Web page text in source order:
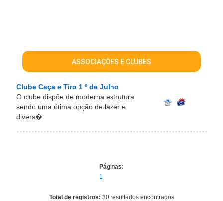
ASSOCIAÇÕES E CLUBES
Clube Caça e Tiro 1 º de Julho
O clube dispõe de moderna estrutura
sendo uma ótima opção de lazer e
divers�
Páginas:
1
Total de registros: 30 resultados encontrados